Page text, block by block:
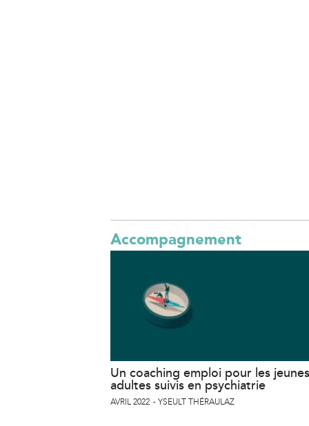
Accompagnement
Un coaching emploi pour les jeunes
adultes suivis en psychiatrie
AVRIL 2022 YSEULT THÉRAULAZ